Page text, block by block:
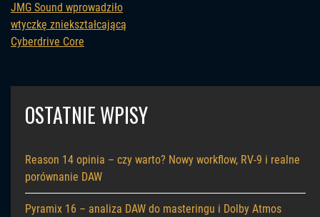
JMG Sound wprowadziło
wtyczkę zniekształcającą
Cyberdrive Core
OSTATNIE WPISY
Reason 14 opinia – czy warto? Nowy workflow, RV-9 i realne
porównanie DAW
Pyramix 16 – analiza DAW do masteringu i Dolby Atmos